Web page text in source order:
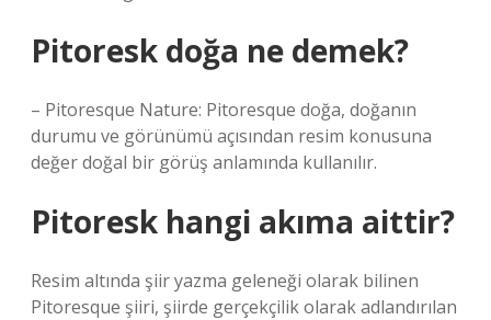
Pitoresk doğa ne demek?
– Pitoresque Nature: Pitoresque doğa, doğanın
durumu ve görünümü açısından resim konusuna
değer doğal bir görüş anlamında kullanılır.
Pitoresk hangi akıma aittir?
Resim altında şiir yazma geleneği olarak bilinen
Pitoresque şiiri, şiirde gerçekçilik olarak adlandırılan